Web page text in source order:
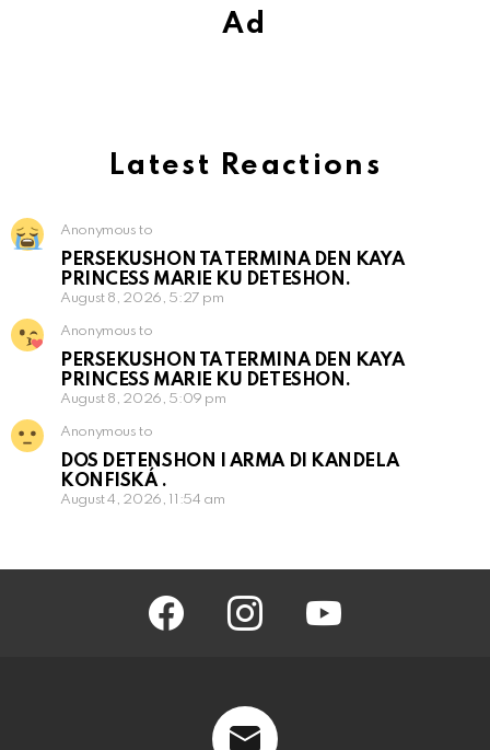
Ad
Latest Reactions
Anonymous to
PERSEKUSHON TA TERMINA DEN KAYA
PRINCESS MARIE KU DETESHON.
August 8, 2026, 5:27 pm
Anonymous to
PERSEKUSHON TA TERMINA DEN KAYA
PRINCESS MARIE KU DETESHON.
August 8, 2026, 5:09 pm
Anonymous to
DOS DETENSHON I ARMA DI KANDELA
KONFISKÁ .
August 4, 2026, 11:54 am
facebook instagram youtube